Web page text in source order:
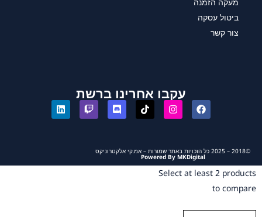
ביטול עסקה
צור קשר
עקבו אחרינו ברשת
©2018 – 2025 כל הזכויות באתר שמורות – אמ.קי אלקטרוניקס
Powered By MKDigital
Select at least 2 products
to compare